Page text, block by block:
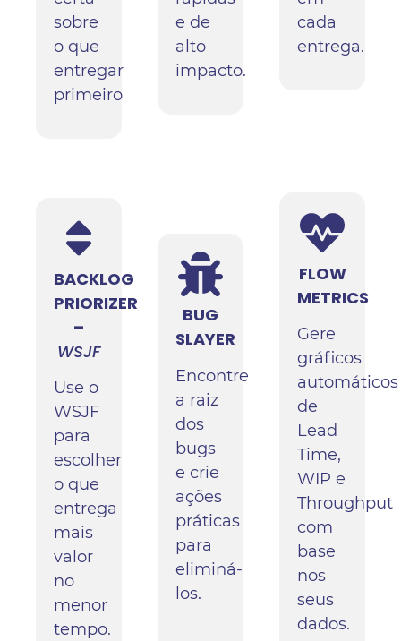
sobre
o que
entregar
primeiro
e de
alto
impacto.
cada
entrega.
BACKLOG
PRIORIZER
–
WSJF
Use o
WSJF
para
escolher
o que
entrega
mais
valor
no
menor
tempo.
BUG
SLAYER
Encontre
a raiz
dos
bugs
e crie
ações
práticas
para
eliminá-
los.
FLOW
METRICS
Gere
gráficos
automáticos
de
Lead
Time,
WIP e
Throughput
com
base
nos
seus
dados.